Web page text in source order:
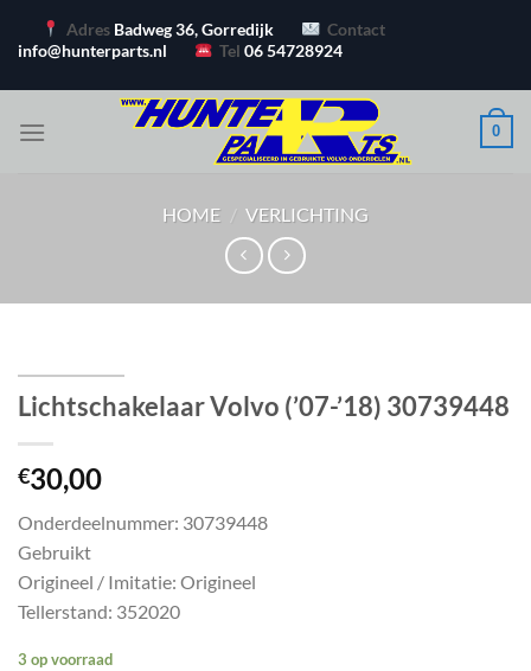
naar
Adres Badweg 36, Gorredijk
Contact
info@hunterparts.nl
Tel06 54728924
0
HOME / VERLICHTING
Lichtschakelaar Volvo (’07-’18) 30739448
€30,00
Onderdeelnummer: 30739448
Gebruikt
Origineel / Imitatie: Origineel
Tellerstand: 352020
3 op voorraad